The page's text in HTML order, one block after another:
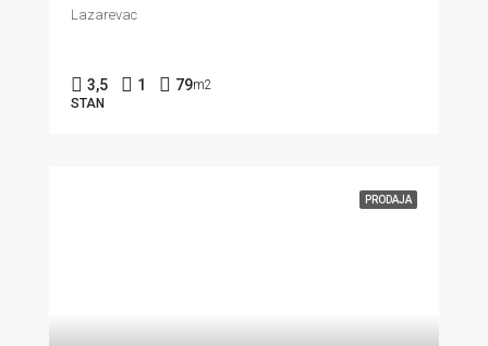
Lazarevac
3,5 1 79m2
STAN
PRODAJA